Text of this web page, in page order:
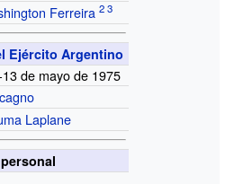
Ferreira
Ejército Argentino
de mayo de 1975
Laplane